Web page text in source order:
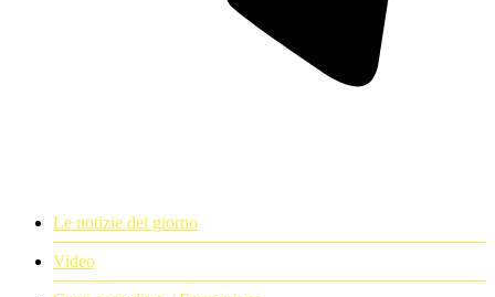
Le notizie del giorno
Video